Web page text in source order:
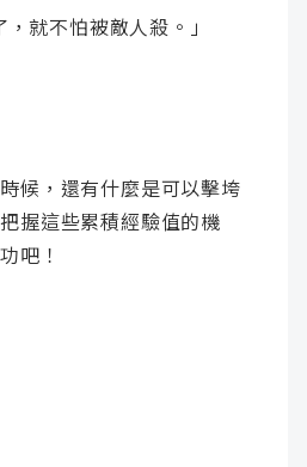
，就不怕被敵人殺。」
候，還有什麼是可以擊垮
握這些累積經驗值的機
吧！